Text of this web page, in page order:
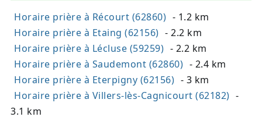
Horaire prière à Récourt (62860) - 1.2 km
Horaire prière à Etaing (62156) - 2.2 km
Horaire prière à Lécluse (59259) - 2.2 km
Horaire prière à Saudemont (62860) - 2.4 km
Horaire prière à Eterpigny (62156) - 3 km
Horaire prière à Villers-lès-Cagnicourt (62182) -
3.1 km